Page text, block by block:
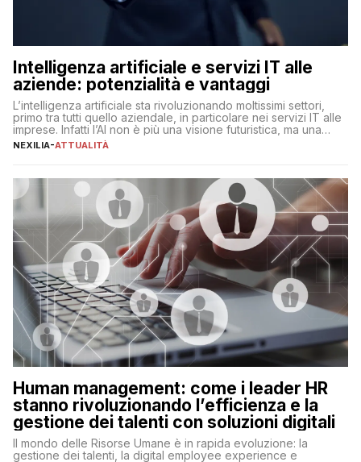
Intelligenza artificiale e servizi IT alle
aziende: potenzialità e vantaggi
L’intelligenza artificiale sta rivoluzionando moltissimi settori,
primo tra tutti quello aziendale, in particolare nei servizi IT alle
imprese. Infatti l’AI non è più una visione futuristica, ma una
realtà operativa che sta portando a un cambio significativo in
operazioni, bensì comporta […]
NEXILIA-ATTUALITÀ
Human management: come i leader HR
stanno rivoluzionando l’efficienza e la
gestione dei talenti con soluzioni digitali
Il mondo delle Risorse Umane è in rapida evoluzione: la
gestione dei talenti, la digital employee experience e